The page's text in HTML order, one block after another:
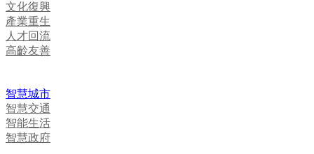
文化復興
產業重生
人才回流
高齡友善
智慧城市
智慧交通
智能生活
智慧政府